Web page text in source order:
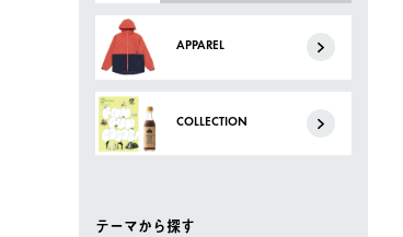
APPAREL
COLLECTION
テーマから探す